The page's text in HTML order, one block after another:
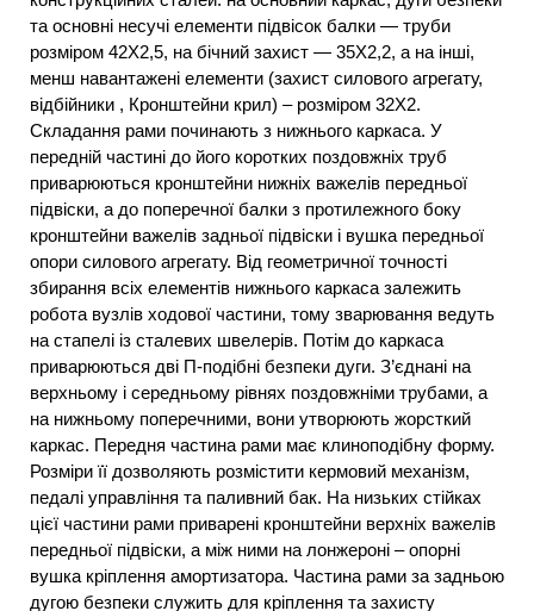
та основні несучі елементи підвісок балки — труби
розміром 42X2,5, на бічний захист — 35X2,2, а на інші,
менш навантажені елементи (захист силового агрегату,
відбійники , Кронштейни крил) – розміром 32X2.
Складання рами починають з нижнього каркаса. У
передній частині до його коротких поздовжніх труб
приварюються кронштейни нижніх важелів передньої
підвіски, а до поперечної балки з протилежного боку
кронштейни важелів задньої підвіски і вушка передньої
опори силового агрегату. Від геометричної точності
збирання всіх елементів нижнього каркаса залежить
робота вузлів ходової частини, тому зварювання ведуть
на стапелі із сталевих швелерів. Потім до каркаса
приварюються дві П-подібні безпеки дуги. З’єднані на
верхньому і середньому рівнях поздовжніми трубами, а
на нижньому поперечними, вони утворюють жорсткий
каркас. Передня частина рами має клиноподібну форму.
Розміри її дозволяють розмістити кермовий механізм,
педалі управління та паливний бак. На низьких стійках
цієї частини рами приварені кронштейни верхніх важелів
передньої підвіски, а між ними на лонжероні – опорні
вушка кріплення амортизатора. Частина рами за задньою
дугою безпеки служить для кріплення та захисту